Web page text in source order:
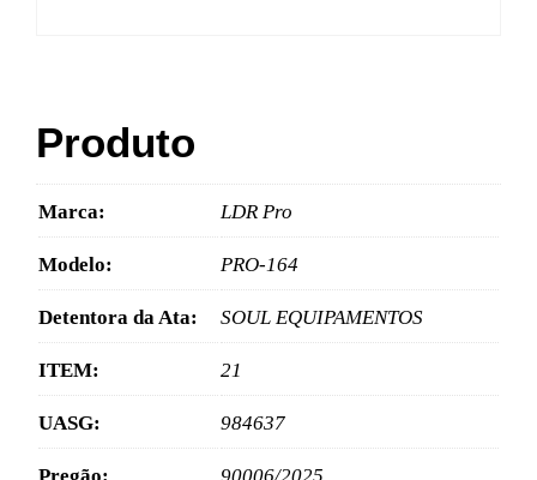
Produto
Marca: LDR Pro
Modelo: PRO-164
Detentora da Ata: SOUL EQUIPAMENTOS
ITEM: 21
UASG: 984637